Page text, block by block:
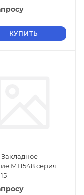
КУПИТЬ
Закладное
МН548 серия